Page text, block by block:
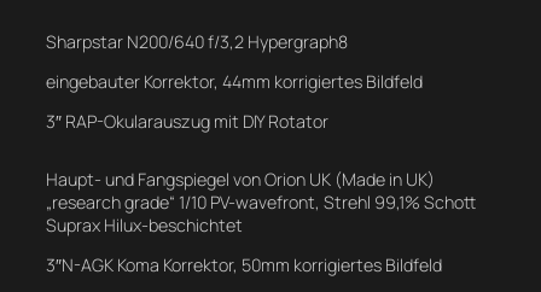
Sharpstar N200/640 f/3,2 Hypergraph8
eingebauter Korrektor, 44mm korrigiertes Bildfeld
3″ RAP-Okularauszug mit DIY Rotator
Haupt- und Fangspiegel von Orion UK (Made in UK)
„research grade“ 1/10 PV-wavefront, Strehl 99,1% Schott
Suprax Hilux-beschichtet
3″N-AGK Koma Korrektor, 50mm korrigiertes Bildfeld